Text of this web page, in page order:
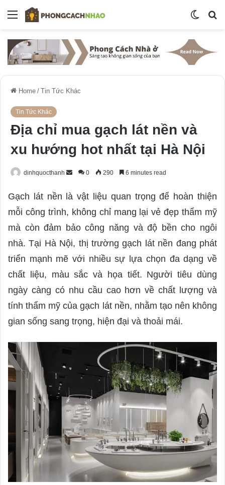
Menu
Switch
Home / Tin Tức Khác
Tin Tức Khác
Địa chỉ mua gạch lát nền và
xu hướng hot nhất tại Hà Nội
dinhquocthanh
d
e
m
l
0 290 6 minutes read
Gạch lát nền là vật liệu quan trọng để hoàn thiện
mỗi công trình, không chỉ mang lại vẻ đẹp thẩm mỹ
mà còn đảm bảo công năng và độ bền cho ngôi
nhà. Tại Hà Nội, thị trường gạch lát nền đang phát
triển mạnh mẽ với nhiều sự lựa chọn đa dạng về
chất liệu, màu sắc và họa tiết. Người tiêu dùng
ngày càng có nhu cầu cao hơn về chất lượng và
tính thẩm mỹ của gạch lát nền, nhằm tạo nên không
gian sống sang trọng, hiện đại và thoải mái.